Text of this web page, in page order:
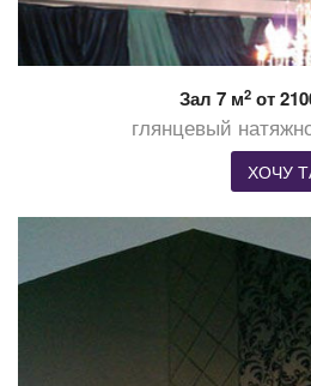
Зал 7 м2 от
глянцевый
ХОЧУ